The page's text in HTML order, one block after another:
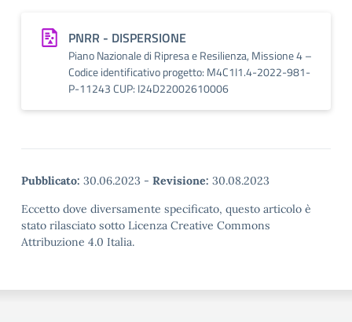
PNRR - DISPERSIONE
Piano Nazionale di Ripresa e Resilienza, Missione 4 –
Codice identificativo progetto: M4C1I1.4-2022-981-
P-11243 CUP: I24D22002610006
Pubblicato: 30.06.2023 - Revisione: 30.08.2023
Eccetto dove diversamente specificato, questo articolo è
stato rilasciato sotto Licenza Creative Commons
Attribuzione 4.0 Italia.